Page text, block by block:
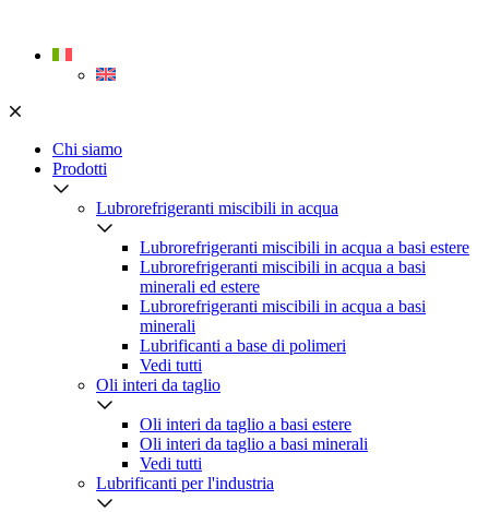
content
Chi siamo
Prodotti
Lubrorefrigeranti miscibili in acqua
Lubrorefrigeranti miscibili in acqua a basi estere
Lubrorefrigeranti miscibili in acqua a basi
minerali ed estere
Lubrorefrigeranti miscibili in acqua a basi
minerali
Lubrificanti a base di polimeri
Vedi tutti
Oli interi da taglio
Oli interi da taglio a basi estere
Oli interi da taglio a basi minerali
Vedi tutti
Lubrificanti per l'industria